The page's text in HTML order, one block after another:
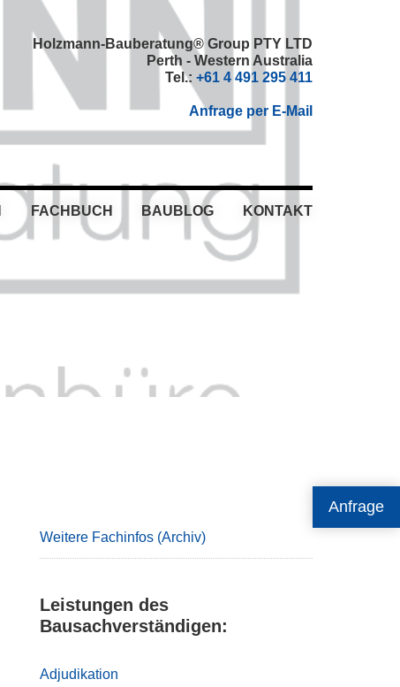
Anfrage
Holzmann-Bauberatung® Group PTY LTD
Perth - Western Australia
Tel.: +61 4 491 295 411
Anfrage per E-Mail
FACHBUCH BAUBLOG KONTAKT
Weitere Fachinfos (Archiv)
Leistungen des
Bausachverständigen:
Adjudikation